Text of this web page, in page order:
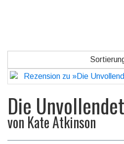
Die
von Kate Atkinson